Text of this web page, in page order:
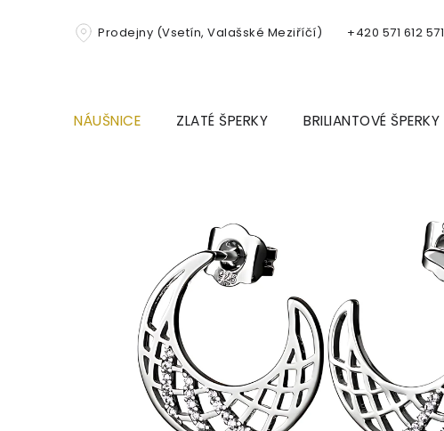
Prodejny (Vsetín, Valašské Meziříčí) +420 571 612 571
NÁUŠNICE ZLATÉ ŠPERKY BRILIANTOVÉ ŠPERKY